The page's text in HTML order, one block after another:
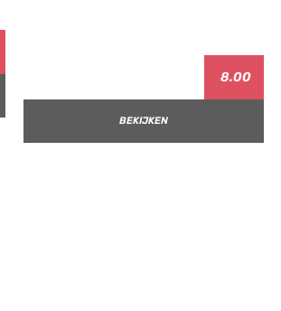
8.00
BEKIJKEN